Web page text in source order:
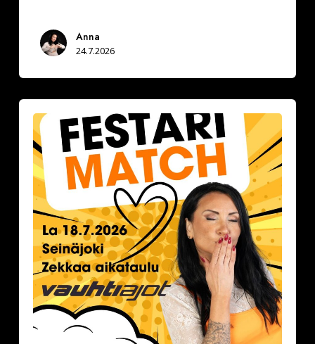
Anna
24.7.2026
Festarimatch
Deittisirkus
18.7.2026,
klo
16.30-
17.30
VAUHTIAJOT